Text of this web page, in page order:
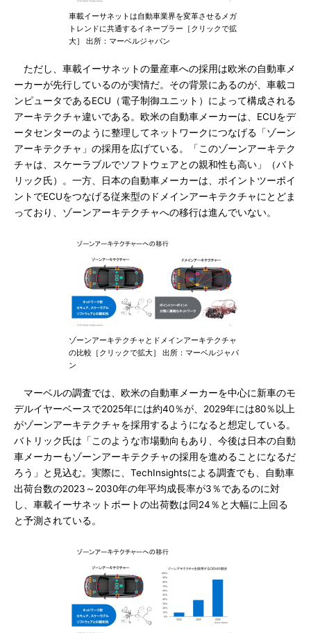
車載イーサネットは自動車業界を変革させるメガ
トレンドに共通するイネーブラー［クリックで拡
大］ 出所：マーベルジャパン
ただし、車載イーサネットの量産車への採用は欧米の自動車メ
ーカーが先行しているのが実情だ。その背景にあるのが、車載コ
ンピュータであるECU（電子制御ユニット）によって構成される
アーキテクチャ違いである。欧米の自動車メーカーは、ECUをデ
ータセンターのように整理してネットワークにつなげる「ゾーン
アーキテクチャ」の採用を広げている。「このゾーンアーキテク
チャは、スケーラブルでソフトウェアとの親和性も高い」（バト
リック氏）。一方、日本の自動車メーカーは、ポイントツーポイ
ントでECUをつなげる従来型のドメインアーキテクチャにとどま
っており、ゾーンアーキテクチャへの移行は進んでいない。
ゾーンアーキテクチャとドメインアーキテクチャ
の比較［クリックで拡大］ 出所：マーベルジャパ
ン
マーベルの調査では、欧米の自動車メーカーを中心に新車のモ
デルイヤーベースで2025年には約40％が、2029年には80％以上
がゾーンアーキテクチャを採用するようになると想定している。
バトリック氏は「このような市場動向もあり、今後は日本の自動
車メーカーもゾーンアーキテクチャの採用を進めることになるだ
ろう」と見込む。実際に、TechInsightsによる調査でも、自動車
出荷台数の2023～2030年の年平均成長率が3％であるのに対
し、車載イーサネットポートの出荷数は同24％と大幅に上回る
と予測されている。